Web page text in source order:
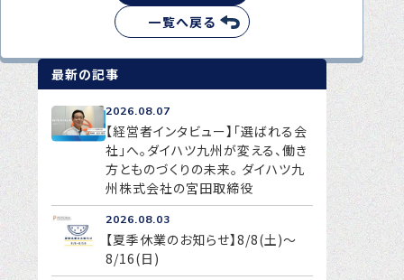
一覧へ戻る
最新の記事
2026.08.07
【経営者インタビュー】「選ばれる会
社」へ。ダイハツ九州が変える、働き
方とものづくりの未来。 ダイハツ九
州株式会社の宮田取締役
2026.08.03
【夏季休業のお知らせ】8/8(土)～
8/16(日)